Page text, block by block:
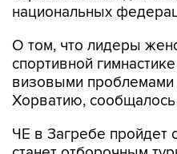
О том, что лидеры
визовыми
Хорватию,
ЧЕ в Загребе пройдет с
мира, где, в свою